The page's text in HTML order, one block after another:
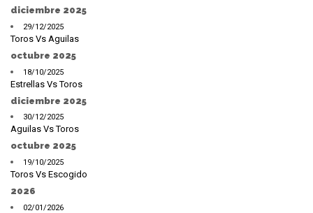
diciembre 2025
29/12/2025
Toros Vs Aguilas
octubre 2025
18/10/2025
Estrellas Vs Toros
diciembre 2025
30/12/2025
Aguilas Vs Toros
octubre 2025
19/10/2025
Toros Vs Escogido
2026
02/01/2026